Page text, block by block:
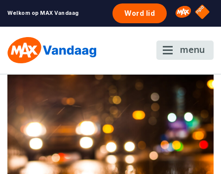
Welkom op MAX Vandaag Word lid Omroep
NPO
menu